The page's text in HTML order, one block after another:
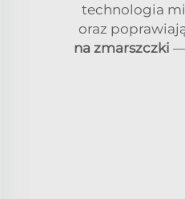
technologia
oraz
na zmarszczki —